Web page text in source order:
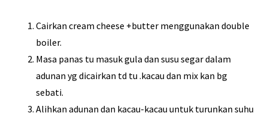
Cairkan cream cheese +butter menggunakan double
boiler.
Masa panas tu masuk gula dan susu segar dalam
adunan yg dicairkan td tu .kacau dan mix kan bg
sebati.
Alihkan adunan dan kacau-kacau untuk turunkan suhu